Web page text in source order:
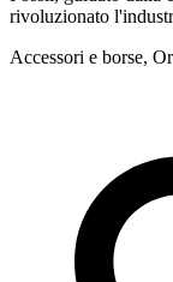
rivoluzionato
Accessori e borse,